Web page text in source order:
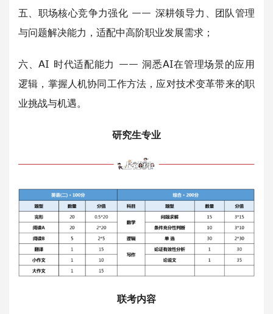
五、职场核心竞争力强化 —— 深耕领导力、团队管理
与问题解决能力，适配中高阶职业发展需求；
六、AI 时代适配能力 —— 洞悉AI在管理场景的应用
逻辑，掌握人机协同工作方法，应对技术变革带来的职
业挑战与机遇。
研究生专业
联考内容